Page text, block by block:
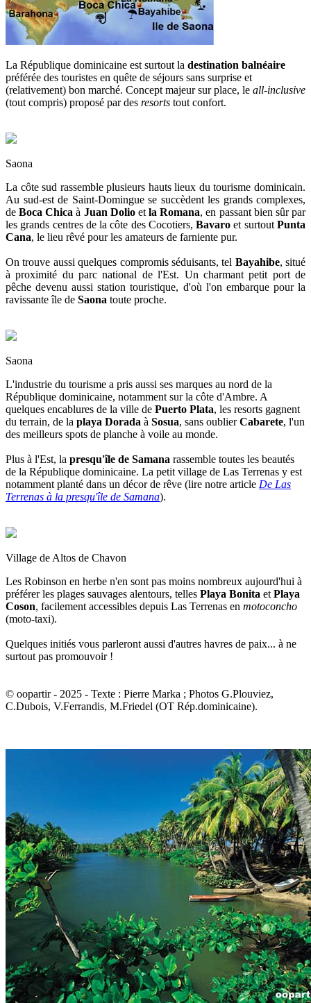
La République dominicaine est surtout la destination balnéaire
préférée des touristes en quête de séjours sans surprise et
(relativement) bon marché. Concept majeur sur place, le all-inclusive
(tout compris) proposé par des resorts tout confort.
Saona
La côte sud rassemble plusieurs hauts lieux du tourisme dominicain.
Au sud-est de Saint-Domingue se succèdent les grands complexes,
deBoca Chica à Juan Dolio etla Romana, en passant bien sûr par
les grands centres de la côte des Cocotiers,Bavaro et surtoutPunta
Cana, le lieu rêvé pour les amateurs de farniente pur.
On trouve aussi quelques compromis séduisants, tel Bayahibe, situé
à proximité du parc national de l'Est. Un charmant petit port de
pêche devenu aussi station touristique, d'où l'on embarque pour la
ravissante île de Saona toute proche.
Saona
L'industrie du tourisme a pris aussi ses marques au nord de la
République dominicaine, notamment sur la côte d'Ambre. A
quelques encablures de la ville de Puerto Plata, les resorts gagnent
du terrain, de la playa Dorada à Sosua, sans oublierCabarete, l'un
des meilleurs spots de planche à voile au monde.
Plus à l'Est, la presqu'île de Samana rassemble toutes les beautés
de la République dominicaine. La petit village de Las Terrenas y est
notamment planté dans un décor de rêve (lire notre article De Las
Terrenas à la presqu'île de Samana).
Village de Altos de Chavon
Les Robinson en herbe n'en sont pas moins nombreux aujourd'hui à
préférer les plages sauvages alentours, telles Playa Bonita et Playa
Coson, facilement accessibles depuis Las Terrenas en motoconcho
(moto-taxi).
Quelques initiés vous parleront aussi d'autres havres de paix... à ne
surtout pas promouvoir !
© oopartir - 2025 - Texte : Pierre Marka ; Photos G.Plouviez,
C.Dubois, V.Ferrandis, M.Friedel (OT Rép.dominicaine).